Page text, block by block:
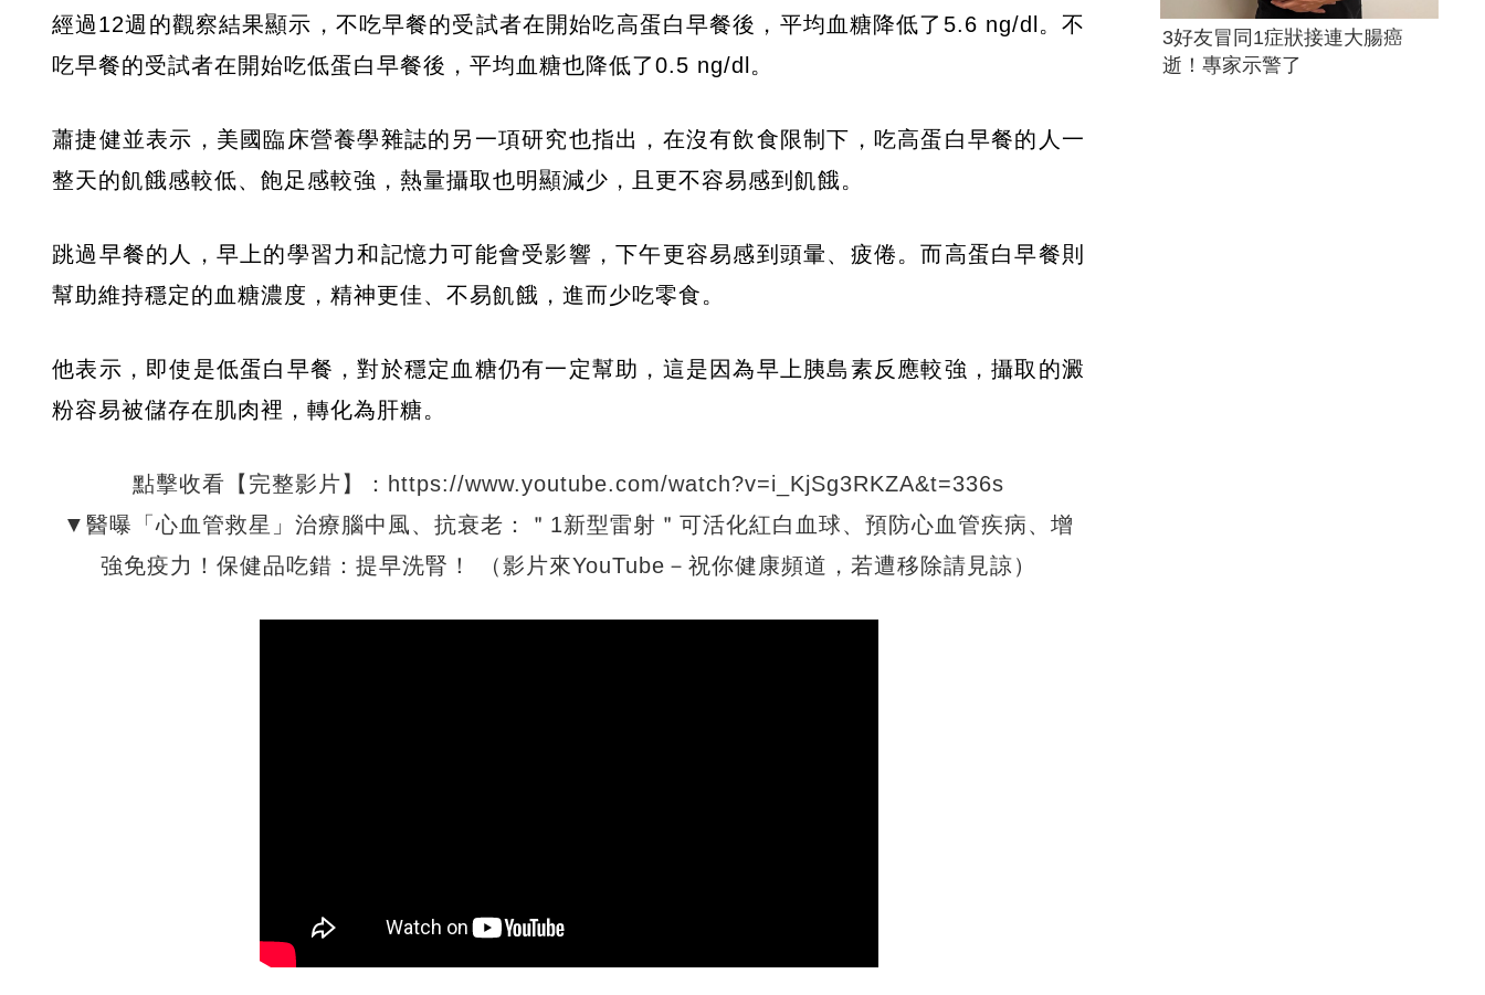
經過12週的觀察結果顯示，不吃早餐的受試者在開始吃高蛋白早餐後，平均血糖降低了5.6 ng/dl。不
吃早餐的受試者在開始吃低蛋白早餐後，平均血糖也降低了0.5 ng/dl。
蕭捷健並表示，美國臨床營養學雜誌的另一項研究也指出，在沒有飲食限制下，吃高蛋白早餐的人一
整天的飢餓感較低、飽足感較強，熱量攝取也明顯減少，且更不容易感到飢餓。
跳過早餐的人，早上的學習力和記憶力可能會受影響，下午更容易感到頭暈、疲倦。而高蛋白早餐則
幫助維持穩定的血糖濃度，精神更佳、不易飢餓，進而少吃零食。
他表示，即使是低蛋白早餐，對於穩定血糖仍有一定幫助，這是因為早上胰島素反應較強，攝取的澱
粉容易被儲存在肌肉裡，轉化為肝糖。
點擊收看【完整影片】：https://www.youtube.com/watch?v=i_KjSg3RKZA&t=336s
▼醫曝「心血管救星」治療腦中風、抗衰老：＂1新型雷射＂可活化紅白血球、預防心血管疾病、增
強免疫力！保健品吃錯：提早洗腎！ （影片來YouTube－祝你健康頻道，若遭移除請見諒）
3好友冒同1症狀接連大腸癌
逝！專家示警了